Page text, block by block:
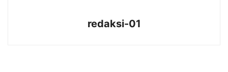
redaksi-01